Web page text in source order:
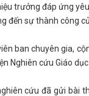
trưởng đáp ứng
đến sự thành công
ban chuyên gia,
Nghiên cứu Giáo
cứu đã gửi bài